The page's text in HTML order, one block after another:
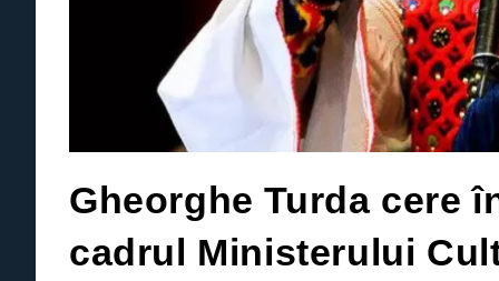
Gheorghe Turda cere
cadrul Ministerului